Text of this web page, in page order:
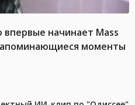
начинает Mass
моменты